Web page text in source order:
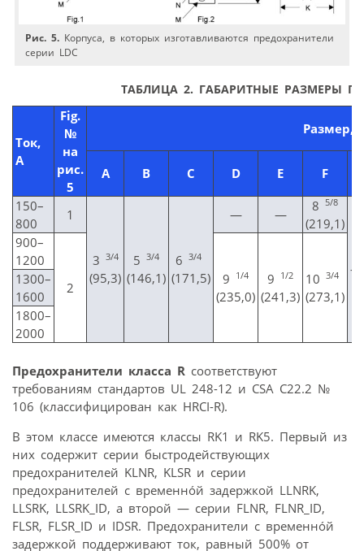
Рис. 5. Корпуса, в которых изготавливаются предохранители
серии LDC
ТАБЛИЦА 2. ГАБАРИТНЫЕ РАЗМЕРЫ
Ток,
А
Fig.
№
на
рис.
5
A B C D E F
150–
800
1
3 3/4
(95,3)
5 3/4
(146,1)
6 3/4
(171,5)
— —
8 5/8
(219,1)
—
900–
1200
2
9 1/4
(235,0)
9 1/2
(241,3)
10 3/4
(273,1)
1300–
1600
1800–
2000
Предохранители класса R соответствуют
требованиям стандартов UL 248-12 и CSA C22.2 №
106 (классифицирован как HRCI-R).
В этом классе имеются классы RK1 и RK5. Первый из
них содержит серии быстродействующих
предохранителей KLNR, KLSR и серии
предохранителей с временнóй задержкой LLNRK,
LLSRK, LLSRK_ID, а второй — серии FLNR, FLNR_ID,
FLSR, FLSR_ID и IDSR. Предохранители с временнóй
задержкой поддерживают ток, равный 500% от